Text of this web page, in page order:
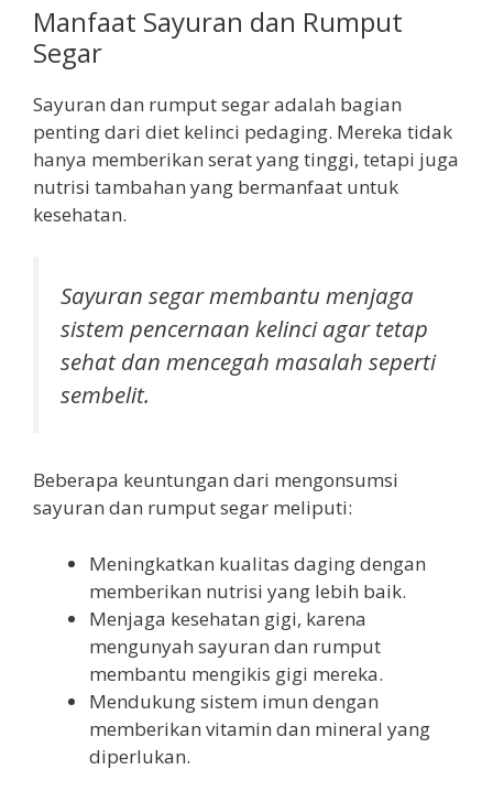
Manfaat Sayuran dan Rumput
Segar
Sayuran dan rumput segar adalah bagian
penting dari diet kelinci pedaging. Mereka tidak
hanya memberikan serat yang tinggi, tetapi juga
nutrisi tambahan yang bermanfaat untuk
kesehatan.
Sayuran segar membantu menjaga
sistem pencernaan kelinci agar tetap
sehat dan mencegah masalah seperti
sembelit.
Beberapa keuntungan dari mengonsumsi
sayuran dan rumput segar meliputi:
Meningkatkan kualitas daging dengan
memberikan nutrisi yang lebih baik.
Menjaga kesehatan gigi, karena
mengunyah sayuran dan rumput
membantu mengikis gigi mereka.
Mendukung sistem imun dengan
memberikan vitamin dan mineral yang
diperlukan.